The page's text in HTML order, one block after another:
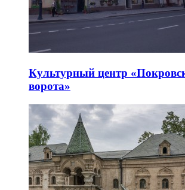
Культурный центр
ворота»